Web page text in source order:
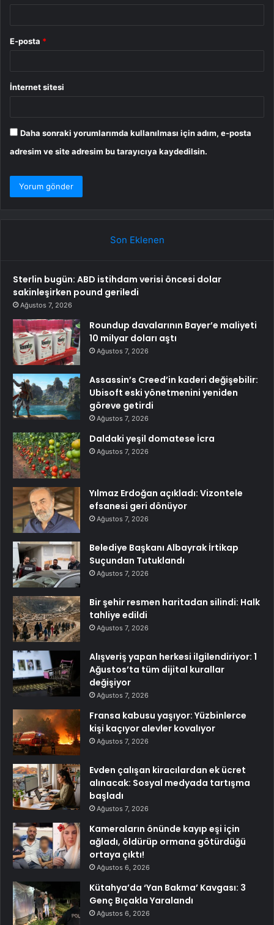
E-posta *
İnternet sitesi
Daha sonraki yorumlarımda kullanılması için adım, e-posta
adresim ve site adresim bu tarayıcıya kaydedilsin.
Son Eklenen
Sterlin bugün: ABD istihdam verisi öncesi dolar
sakinleşirken pound geriledi
Ağustos 7, 2026
Roundup davalarının Bayer’e maliyeti
10 milyar doları aştı
Ağustos 7, 2026
Assassin’s Creed’in kaderi değişebilir:
Ubisoft eski yönetmenini yeniden
göreve getirdi
Ağustos 7, 2026
Daldaki yeşil domatese İcra
Ağustos 7, 2026
Yılmaz Erdoğan açıkladı: Vizontele
efsanesi geri dönüyor
Ağustos 7, 2026
Belediye Başkanı Albayrak İrtikap
Suçundan Tutuklandı
Ağustos 7, 2026
Bir şehir resmen haritadan silindi: Halk
tahliye edildi
Ağustos 7, 2026
Alışveriş yapan herkesi ilgilendiriyor: 1
Ağustos’ta tüm dijital kurallar
değişiyor
Ağustos 7, 2026
Fransa kabusu yaşıyor: Yüzbinlerce
kişi kaçıyor alevler kovalıyor
Ağustos 7, 2026
Evden çalışan kiracılardan ek ücret
alınacak: Sosyal medyada tartışma
başladı
Ağustos 7, 2026
Kameraların önünde kayıp eşi için
ağladı, öldürüp ormana götürdüğü
ortaya çıktı!
Ağustos 6, 2026
Kütahya’da ‘Yan Bakma’ Kavgası: 3
Genç Bıçakla Yaralandı
Ağustos 6, 2026